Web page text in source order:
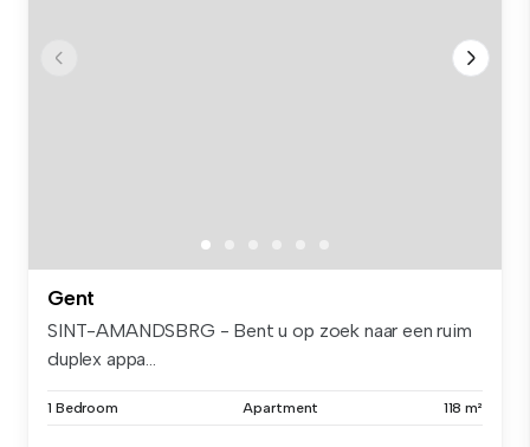
Gent
SINT-AMANDSBRG - Bent u op zoek naar een ruim
duplex appa...
1 Bedroom Apartment 118 m²